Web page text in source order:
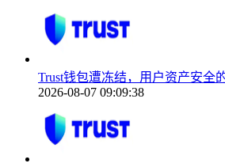
Trust钱包遭冻结，用户资产安全
2026-08-07 09:09:38